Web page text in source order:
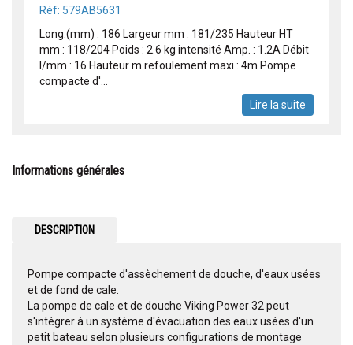
Réf: 579AB5631
Long.(mm) : 186 Largeur mm : 181/235 Hauteur HT
mm : 118/204 Poids : 2.6 kg intensité Amp. : 1.2A Débit
l/mm : 16 Hauteur m refoulement maxi : 4m Pompe
compacte d'...
Lire la suite
Informations générales
DESCRIPTION
Pompe compacte d'assèchement de douche, d'eaux usées
et de fond de cale.
La pompe de cale et de douche Viking Power 32 peut
s'intégrer à un système d'évacuation des eaux usées d'un
petit bateau selon plusieurs configurations de montage